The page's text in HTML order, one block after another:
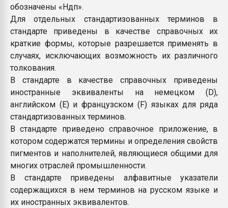
обозначены «Ндп».
Для отдельных стандартизованных терминов в
стандарте приведены в качестве справочных их
краткие формы, которые разрешается применять в
случаях, исключающих возможность их различного
толкования.
В стандарте в качестве справочных приведены
иностранные эквиваленты на немецком (D),
английском (Е) и французском (F) языках для ряда
стандартизованных терминов.
В стандарте приведено справочное приложение, в
котором содержатся термины и определения свойств
пигментов и наполнителей, являющиеся общими для
многих отраслей промышленности.
В стандарте приведены алфавитные указатели
содержащихся в нем терминов на русском языке и
их иностранных эквивалентов.